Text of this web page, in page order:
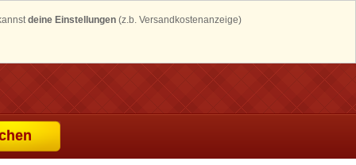
deine Einstellungen (z.b. Versandkostenanzeige)